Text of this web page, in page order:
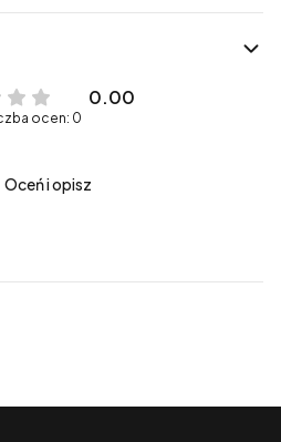
0.00
ocen: 0
Oceń i opisz